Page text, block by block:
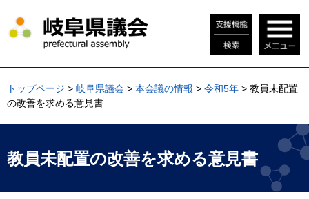
ジ
先
で
す
。
ュ
を
ば
し
て
文
へ
トップページ > 岐阜県議会 > 本会議の情報 > 令和5年 > 教員未配置
の改善を求める意見書
教員未配置の改善を求める意見書